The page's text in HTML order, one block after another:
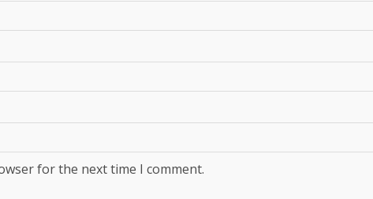
for the next time I comment.